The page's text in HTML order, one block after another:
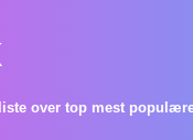
over top mest